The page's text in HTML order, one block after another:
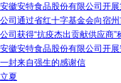
安徽安特食品股份有限公司开
公司通过省红十字基金会向宿
公司获得“抗疫杰出贡献供应商”
安徽安特食品股份有限公司开展
一封来自强生的感谢信
立夏